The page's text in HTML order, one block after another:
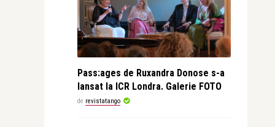
Pass:ages de Ruxandra Donose s-a
lansat la ICR Londra. Galerie FOTO
de revistatango